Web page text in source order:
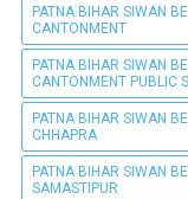
PATNA BIHAR SIWAN
CANTONMENT
PATNA BIHAR SIWAN
CANTONMENT PUBLIC
PATNA BIHAR SIWAN
CHHAPRA
PATNA BIHAR SIWAN
SAMASTIPUR